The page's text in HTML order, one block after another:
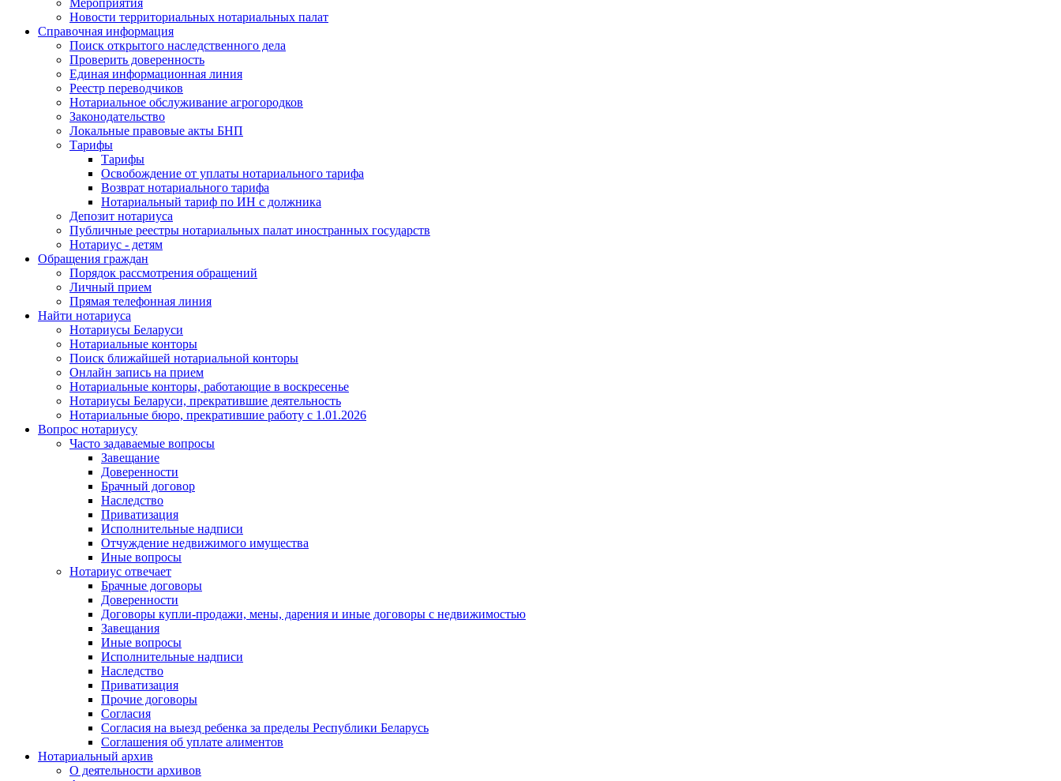
Новости территориальных нотариальных палат
Справочная информация
Поиск открытого наследственного дела
Проверить доверенность
Единая информационная линия
Реестр переводчиков
Нотариальное обслуживание агрогородков
Законодательство
Локальные правовые акты БНП
Тарифы
Тарифы
Освобождение от уплаты нотариального тарифа
Возврат нотариального тарифа
Нотариальный тариф по ИН с должника
Депозит нотариуса
Публичные реестры нотариальных палат иностранных государств
Нотариус - детям
Обращения граждан
Порядок рассмотрения обращений
Личный прием
Прямая телефонная линия
Найти нотариуса
Нотариусы Беларуси
Нотариальные конторы
Поиск ближайшей нотариальной конторы
Онлайн запись на прием
Нотариальные конторы, работающие в воскресенье
Нотариусы Беларуси, прекратившие деятельность
Нотариальные бюро, прекратившие работу с 1.01.2026
Вопрос нотариусу
Часто задаваемые вопросы
Завещание
Доверенности
Брачный договор
Наследство
Приватизация
Исполнительные надписи
Отчуждение недвижимого имущества
Иные вопросы
Нотариус отвечает
Брачные договоры
Доверенности
Договоры купли-продажи, мены, дарения и иные договоры с недвижимостью
Завещания
Иные вопросы
Исполнительные надписи
Наследство
Приватизация
Прочие договоры
Согласия
Согласия на выезд ребенка за пределы Республики Беларусь
Соглашения об уплате алиментов
Нотариальный архив
О деятельности архивов